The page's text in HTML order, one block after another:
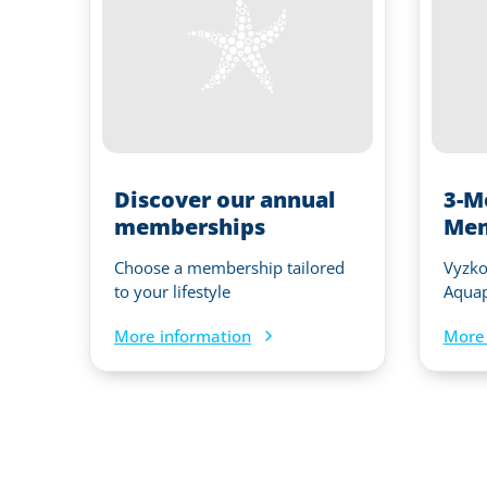
Discover our annual
memberships
Choose a membership tailored
to your lifestyle
More information
3-